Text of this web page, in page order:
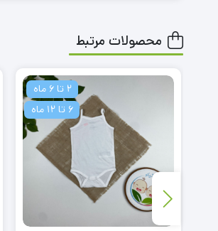
محصولات مرتبط
2 تا 6 ماه
6 تا 12 ماه